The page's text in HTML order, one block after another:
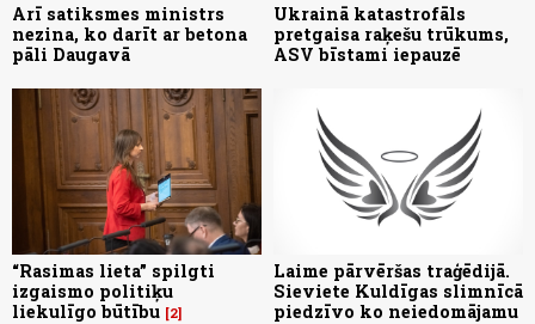
Arī satiksmes ministrs
nezina, ko darīt ar betona
pāli Daugavā
Ukrainā katastrofāls
pretgaisa raķešu trūkums,
ASV bīstami iepauzē
“Rasimas lieta” spilgti
izgaismo politiķu
liekulīgo būtību 2
Laime pārvēršas traģēdijā.
Sieviete Kuldīgas slimnīcā
piedzīvo ko neiedomājamu